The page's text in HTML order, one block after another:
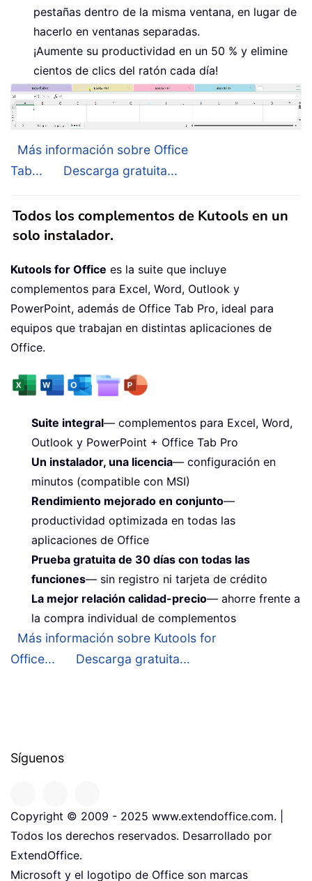
pestañas dentro de la misma ventana, en lugar de
hacerlo en ventanas separadas.
¡Aumente su productividad en un 50 % y elimine
cientos de clics del ratón cada día!
Más información sobre Office
Tab...
Descarga gratuita...
Todos los complementos de Kutools en un
solo instalador.
Kutools for Office es la suite que incluye
complementos para Excel, Word, Outlook y
PowerPoint, además de Office Tab Pro, ideal para
equipos que trabajan en distintas aplicaciones de
Office.
Suite integral— complementos para Excel, Word,
Outlook y PowerPoint + Office Tab Pro
Un instalador, una licencia— configuración en
minutos (compatible con MSI)
Rendimiento mejorado en conjunto—
productividad optimizada en todas las
aplicaciones de Office
Prueba gratuita de 30 días con todas las
funciones— sin registro ni tarjeta de crédito
La mejor relación calidad-precio— ahorre frente a
la compra individual de complementos
Más información sobre Kutools for
Office...
Descarga gratuita...
Síguenos
Copyright © 2009 - 2025 www.extendoffice.com. |
Todos los derechos reservados. Desarrollado por
ExtendOffice.
Microsoft y el logotipo de Office son marcas